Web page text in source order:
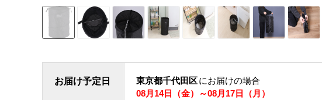
お届け予定日 東京都千代田区にお届けの場合
08月14日（金）～08月17日（月）